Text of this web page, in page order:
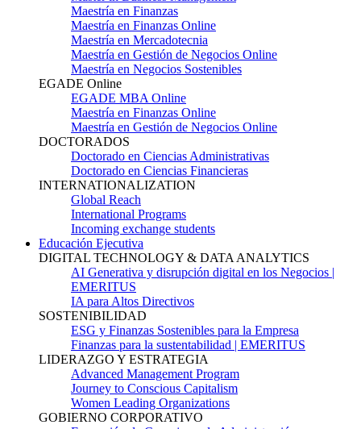
Maestría en Finanzas
Maestría en Finanzas Online
Maestría en Mercadotecnia
Maestría en Gestión de Negocios Online
Maestría en Negocios Sostenibles
EGADE Online
EGADE MBA Online
Maestría en Finanzas Online
Maestría en Gestión de Negocios Online
DOCTORADOS
Doctorado en Ciencias Administrativas
Doctorado en Ciencias Financieras
INTERNATIONALIZATION
Global Reach
International Programs
Incoming exchange students
Educación Ejecutiva
DIGITAL TECHNOLOGY & DATA ANALYTICS
AI Generativa y disrupción digital en los Negocios |
EMERITUS
IA para Altos Directivos
SOSTENIBILIDAD
ESG y Finanzas Sostenibles para la Empresa
Finanzas para la sustentabilidad | EMERITUS
LIDERAZGO Y ESTRATEGIA
Advanced Management Program
Journey to Conscious Capitalism
Women Leading Organizations
GOBIERNO CORPORATIVO